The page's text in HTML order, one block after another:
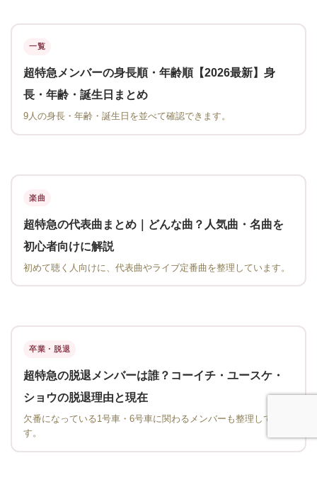
一覧
超特急メンバーの身長順・年齢順【2026最新】身
長・年齢・誕生日まとめ
9人の身長・年齢・誕生日を並べて確認できます。
楽曲
超特急の代表曲まとめ｜どんな曲？人気曲・名曲を
初心者向けに解説
初めて聴く人向けに、代表曲やライブ定番曲を整理しています。
卒業・脱退
超特急の脱退メンバーは誰？コーイチ・ユースケ・
ショウの脱退理由と現在
欠番になっている1号車・6号車に関わるメンバーも整理していま
す。